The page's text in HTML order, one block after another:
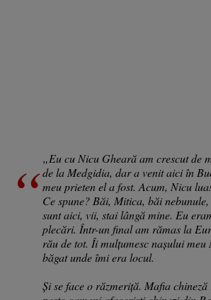
„Eu cu Nicu Gheară am crescut de
de la Medgidia, dar a venit aici în
meu prieten el a fost. Acum, Nicu
Ce spune? Băi, Mitica, băi
sunt aici, vii, stai lângă mine. Eu
plecări. Într-un final am rămas la
rău de tot. Îi mulțumesc nașului
băgat unde îmi era locul.
Și se face o răzmeriță. Mafia